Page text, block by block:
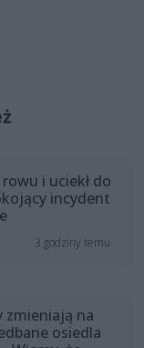
i uciekł do
incydent
3 godziny temu
zmieniają na
osiedla